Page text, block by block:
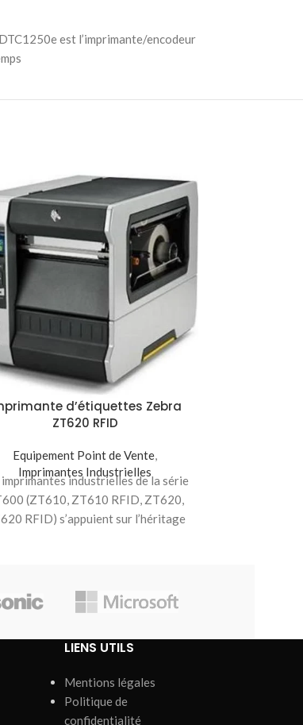
est l’imprimante/encodeur
d’étiquettes Zebra
ZT620 RFID
Equipement Point de Vente,
Imprimantes Industrielles
imprimantes industrielles de la série
(ZT610, ZT610 RFID, ZT620,
RFID) s’appuient sur l’héritage
LIENS UTILS
Mentions légales
Politique de
confidentialité